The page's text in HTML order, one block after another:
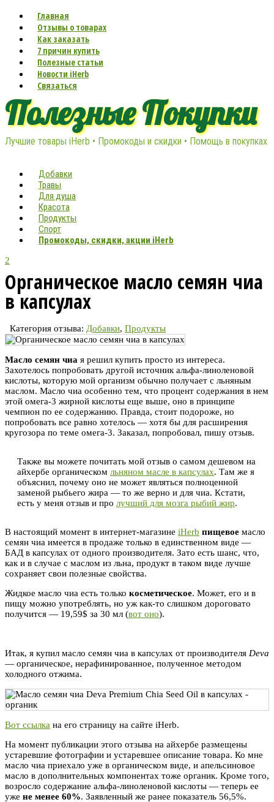
Главная
Отзывы о товарах
Как заказать
7 причин купить
Полезные статьи
Новости iHerb
Связаться
Полезные Покупки
Лучшие товары iHerb • Промокоды и скидки • Помощь в покупках
Добавки
Травы
Для душа
Красота
Продукты
Спорт
Промокоды, скидки, акции iHerb
2
Органическое масло семян чиа
в капсулах
Категория отзыва: Добавки, Продукты
Масло семян чиа я решил купить просто из интереса.
Захотелось попробовать другой источник альфа-линоленовой
кислоты, которую мой организм обычно получает с льняным
маслом. Масло чиа особенно тем, что процент содержания в нем
этой омега-3 жирной кислоты еще выше, оно в принципе
чемпион по ее содержанию. Правда, стоит подороже, но
попробовать все равно хотелось — хотя бы для расширения
кругозора по теме омега-3. Заказал, попробовал, пишу отзыв.
Также вы можете почитать мой отзыв о самом дешевом на
айхербе органическом льняном масле в капсулах. Там же я
объяснил, почему оно не может являться полноценной
заменой рыбьего жира — то же верно и для чиа. Кстати,
есть у меня отзыв и про лучший для мозга рыбий жир.
В настоящий момент в интернет-магазине iHerb пищевое масло
семян чиа имеется в продаже только в единственном виде —
БАД в капсулах от одного производителя. Зато есть шанс, что,
как и в случае с маслом из льна, продукт в таком виде лучше
сохраняет свои полезные свойства.
Жидкое масло чиа есть только косметическое. Может, его и в
пищу можно употреблять, но уж как-то слишком дороговато
получится — 19,59$ за 30 мл (вот оно).
Итак, я купил масло семян чиа в капсулах от производителя Deva
— органическое, нерафинированное, полученное методом
холодного отжима.
Вот ссылка на его страницу на сайте iHerb.
На момент публикации этого отзыва на айхербе размещены
устаревшие фотографии и устаревшее описание товара. Ко мне
масло чиа приехало уже в органическом виде, и апельсиновое
масло в дополнительных компонентах тоже органик. Кроме того,
возросло содержание альфа-линоленовой кислоты — теперь ее
уже не менее 60%. Заявленный же ранее показатель 56,5%.